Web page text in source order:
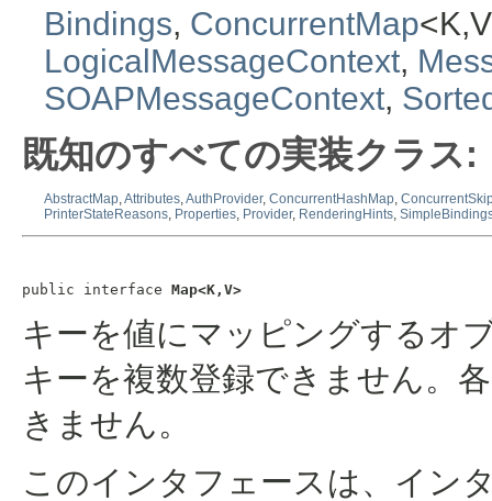
Bindings, ConcurrentMap
LogicalMessageContext,
SOAPMessageContext,
既知のすべての実装クラス:
AbstractMap Attributes AuthProvider, ConcurrentHashMap
PrinterStateReasons Properties Provider, RenderingHints
public interface Map<K,V>
キーを値にマッピングするオ
キーを複数登録できません。
きません。
このインタフェースは、イン